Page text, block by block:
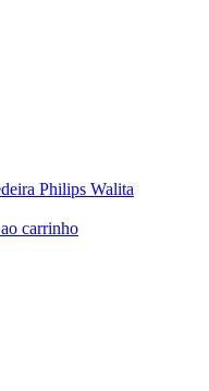
Philips Walita
carrinho